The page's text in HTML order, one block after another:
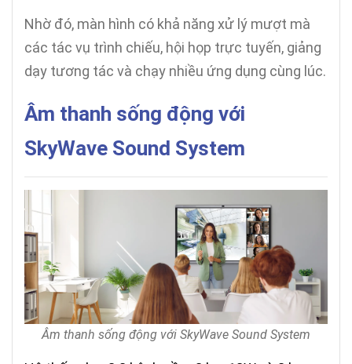
Nhờ đó, màn hình có khả năng xử lý mượt mà
các tác vụ trình chiếu, hội họp trực tuyến, giảng
dạy tương tác và chạy nhiều ứng dụng cùng lúc.
Âm thanh sống động với
SkyWave Sound System
Âm thanh sống động với SkyWave Sound System